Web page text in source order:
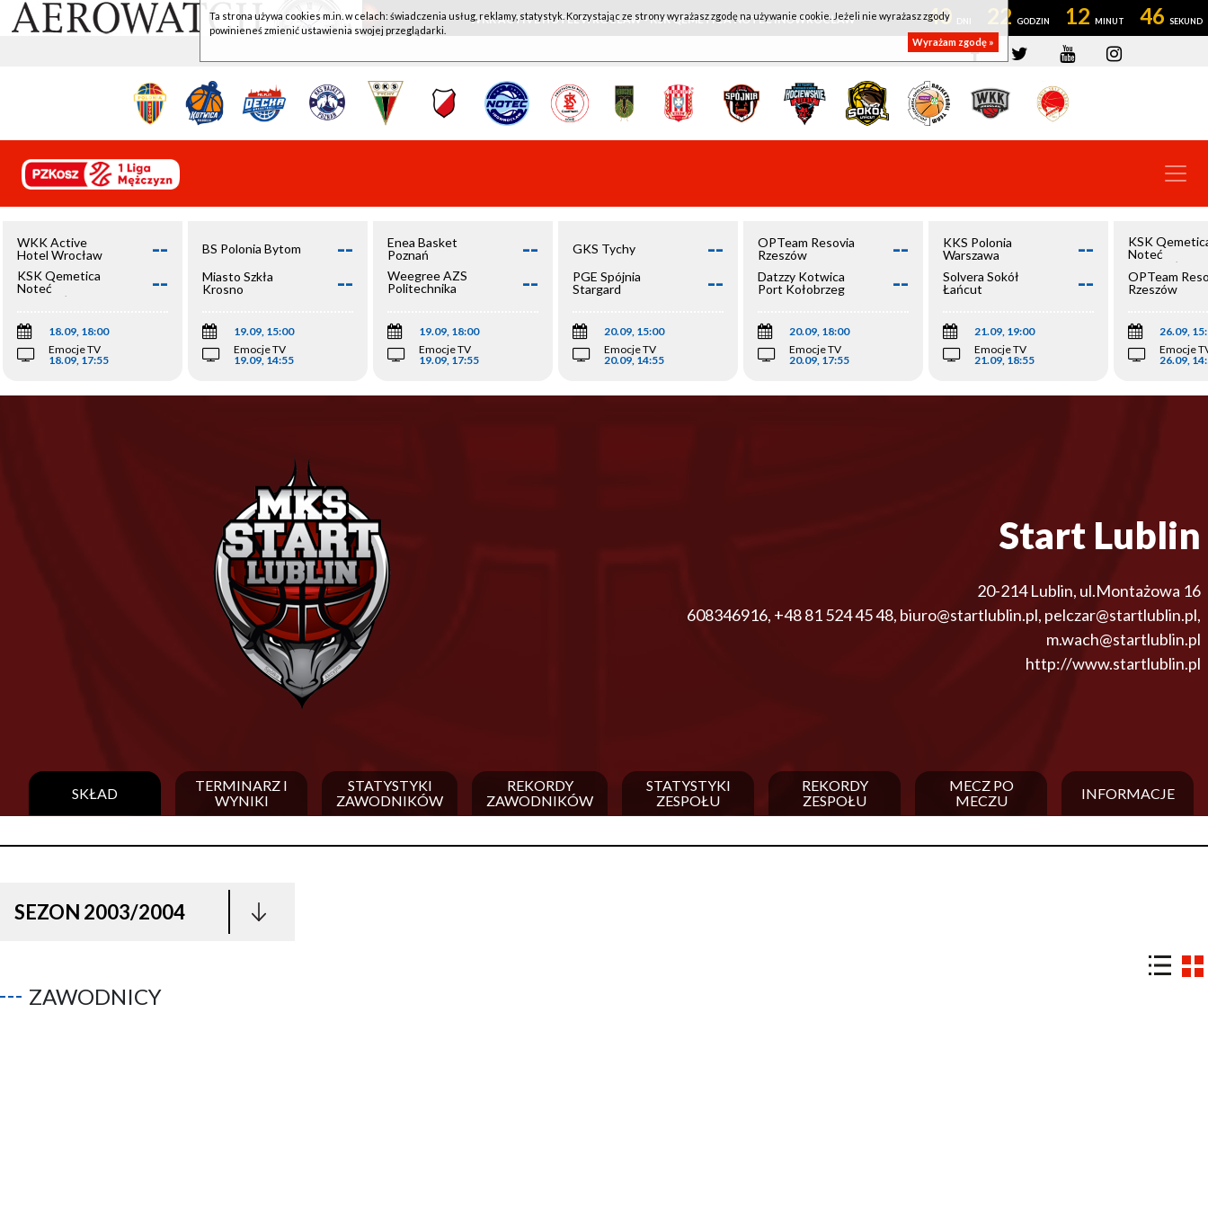
WKK ACTIVE HOTEL WROCŁAW - KSK QEMETICA NOTEĆ INOWROCŁAW 40 22 12 46
WKK Active
Hotel Wrocław
--
KSK Qemetica
Noteć
Inowrocław
--
18.09, 18:00
Emocje TV
18.09, 17:55
BS Polonia Bytom --
Miasto Szkła
Krosno
--
19.09, 15:00
Emocje TV
19.09, 14:55
Enea Basket
Poznań
--
Weegree AZS
Politechnika
--
19.09, 18:00
Emocje TV
19.09, 17:55
GKS Tychy --
PGE Spójnia
Stargard
--
20.09, 15:00
Emocje TV
20.09, 14:55
OPTeam Resovia
Rzeszów
--
Datzzy Kotwica
Port Kołobrzeg
--
20.09, 18:00
Emocje TV
20.09, 17:55
KKS Polonia
Warszawa
--
Solvera Sokół
Łańcut
--
21.09, 19:00
Emocje TV
21.09, 18:55
KSK
Noteć
Inowrocław
OPTeam
Rzeszów
26.09,
Emocje
26.09,
Start Lublin
20-214 Lublin, ul.Montażowa 16
608346916, +48 81 524 45 48, biuro@startlublin.pl, pelczar@startlublin.pl,
m.wach@startlublin.pl
http://www.startlublin.pl
SKŁAD
TERMINARZ I
WYNIKI
STATYSTYKI
ZAWODNIKÓW
REKORDY
ZAWODNIKÓW
STATYSTYKI
ZESPOŁU
REKORDY
ZESPOŁU
MECZ PO
MECZU
INFORMACJE
SEZON 2003/2004
ZAWODNICY
Ta strona używa cookies m.in. w celach: świadczenia usług, reklamy, statystyk. Korzystając ze strony wyrażasz zgodę na używanie cookie. Jeżeli nie wyrażasz zgody
powinieneś zmienić ustawienia swojej przeglądarki.
Wyrażam zgodę »